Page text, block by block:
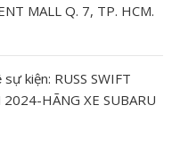
MALL Q. 7, TP. HCM.
kiện: RUSS SWIFT
HÃNG XE SUBARU